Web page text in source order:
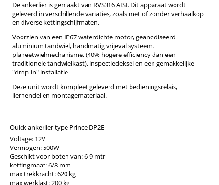
De ankerlier is gemaakt van RVS316 AISI. Dit apparaat wordt
geleverd in verschillende variaties, zoals met of zonder verhaalkop
en diverse kettingschijfmaten.
Voorzien van een IP67 waterdichte motor, geanodiseerd
aluminium tandwiel, handmatig vrijeval systeem,
planeetwielmechanisme, (40% hogere efficiency dan een
traditionele tandwielkast), inspectiedeksel en een gemakkelijke
"drop-in" installatie.
Deze unit wordt kompleet geleverd met bedieningsrelais,
lierhendel en montagemateriaal.
Quick ankerlier type Prince DP2E
Voltage: 12V
Vermogen: 500W
Geschikt voor boten van: 6-9 mtr
kettingmaat: 6/8 mm
max trekkracht: 620 kg
max werklast: 200 kg